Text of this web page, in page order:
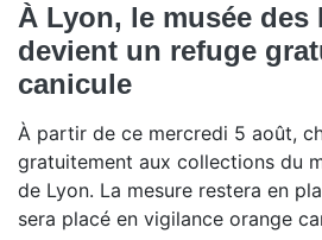
À Lyon, le musée des
devient un refuge
canicule
À partir de ce mercredi 5 août,
gratuitement aux collections du
de Lyon. La mesure restera en
sera placé en vigilance orange